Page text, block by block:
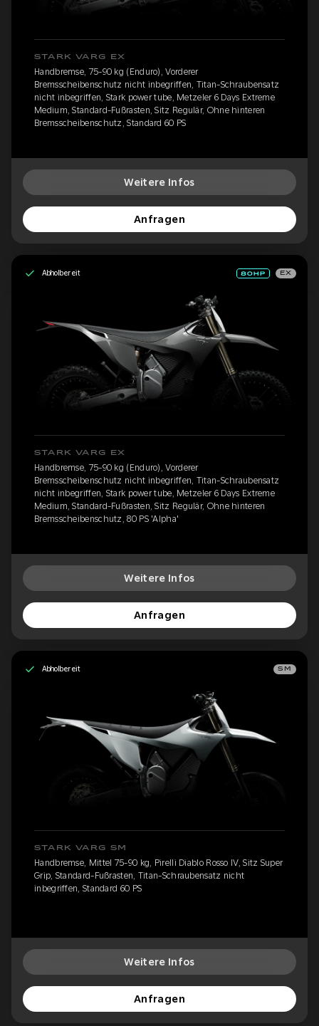
STARK VARG EX
Handbremse, 75-90 kg (Enduro), Vorderer
Bremsscheibenschutz nicht inbegriffen, Titan-Schraubensatz
nicht inbegriffen, Stark power tube, Metzeler 6 Days Extreme
Medium, Standard-Fußrasten, Sitz Regulär, Ohne hinteren
Bremsscheibenschutz, Standard 60 PS
Weitere Infos
Anfragen
Abholbereit EX
STARK VARG EX
Handbremse, 75-90 kg (Enduro), Vorderer
Bremsscheibenschutz nicht inbegriffen, Titan-Schraubensatz
nicht inbegriffen, Stark power tube, Metzeler 6 Days Extreme
Medium, Standard-Fußrasten, Sitz Regulär, Ohne hinteren
Bremsscheibenschutz, 80 PS 'Alpha'
Weitere Infos
Anfragen
Abholbereit SM
STARK VARG SM
Handbremse, Mittel 75-90 kg, Pirelli Diablo Rosso IV, Sitz Super
Grip, Standard-Fußrasten, Titan-Schraubensatz nicht
inbegriffen, Standard 60 PS
Weitere Infos
Anfragen